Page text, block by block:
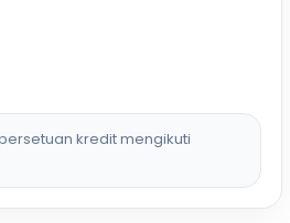
kredit mengikuti